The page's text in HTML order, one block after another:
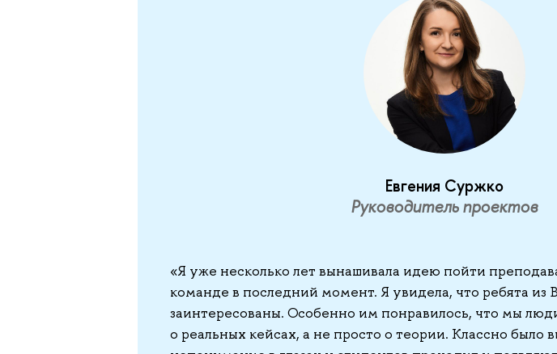
Евгения Суржко
Руководитель проектов
«Я уже несколько лет вынашивала идею пойти
команде в последний момент. Я увидела, что ребята
заинтересованы. Особенно им понравилось, что мы
о реальных кейсах, а не просто о теории. Классно было